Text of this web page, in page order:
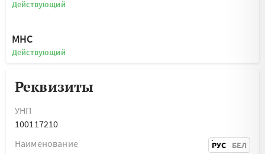
Действующий
МНС
Действующий
Реквизиты
УНП
100117210
Наименование
РУС БЕЛ